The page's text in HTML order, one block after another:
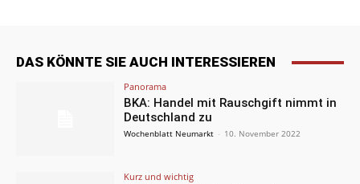
DAS KÖNNTE SIE AUCH INTERESSIEREN
Panorama
BKA: Handel mit Rauschgift nimmt in
Deutschland zu
Wochenblatt Neumarkt - 10. November 2022
Kurz und wichtig